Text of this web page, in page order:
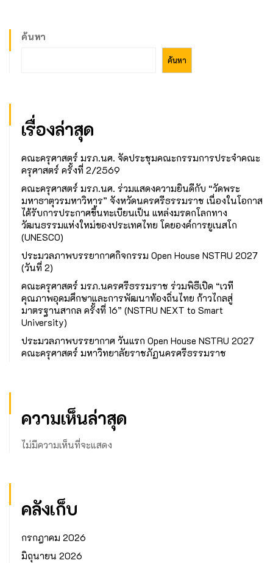
ค้นหา
ค้นหา
เรื่องล่าสุด
คณะครุศาสตร์ มรภ.นศ. จัดประชุมคณะกรรมการประจำคณะ
ครุศาสตร์ ครั้งที่ 2/2569
คณะครุศาสตร์ มรภ.นศ. ร่วมแสดงความยินดีกับ “วัดพระ
มหาธาตุวรมหาวิหาร” จังหวัดนครศรีธรรมราช เนื่องในโอกาส
ได้รับการประกาศขึ้นทะเบียนเป็น แหล่งมรดกโลกทาง
วัฒนธรรมแห่งใหม่ของประเทศไทย โดยองค์การยูเนสโก
(UNESCO)
ประมวลภาพบรรยากาศกิจกรรม Open House NSTRU 2027
(วันที่ 2)
คณะครุศาสตร์ มรภ.นครศรีธรรมราช ร่วมพิธีเปิด “เวที
คุณภาพอุดมศึกษาและการพัฒนาท้องถิ่นไทย ก้าวไกลสู่
มาตรฐานสากล ครั้งที่ 16” (NSTRU NEXT to Smart
University)
ประมวลภาพบรรยากาศ วันแรก Open House NSTRU 2027
คณะครุศาสตร์ มหาวิทยาลัยราชภัฏนครศรีธรรมราช
ความเห็นล่าสุด
ไม่มีความเห็นที่จะแสดง
คลังเก็บ
กรกฎาคม 2026
มิถุนายน 2026